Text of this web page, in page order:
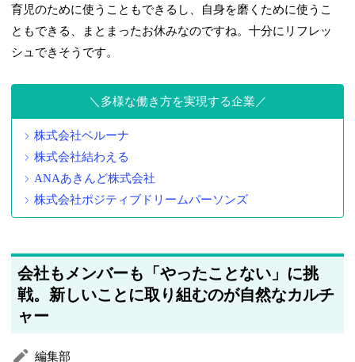
育児のために使うこともできるし、自身を磨くために使うこ
ともできる、まとまったお休みなのですね。十分にリフレッ
シュできそうです。
多様な働き方を実現する企業
株式会社ベルーナ
株式会社結わえる
ANAあきんど株式会社
株式会社ポジティブドリームパーソンズ
会社もメンバーも「やったことない」に挑
戦。新しいことに取り組むのが自然なカルチ
ャー
編集部